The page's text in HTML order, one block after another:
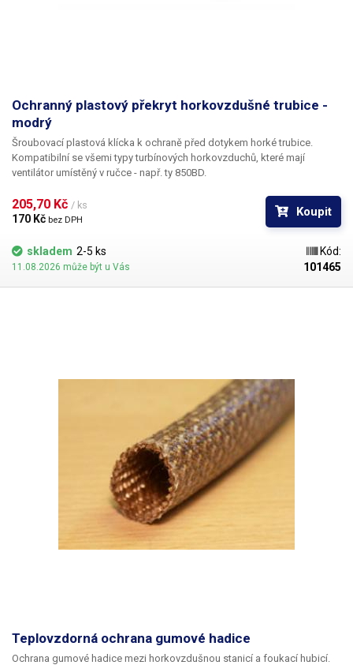
Ochranný plastový překryt horkovzdušné trubice -
modrý
Šroubovací plastová klícka k ochraně před dotykem horké trubice.
Kompatibilní se všemi typy turbínových horkovzduchů, které mají
ventilátor umístěný v ručce - např. ty 850BD.
205,70 Kč / ks
170 Kč bez DPH
Koupit
skladem 2-5 ks
11.08.2026 může být u Vás
Kód:
101465
Teplovzdorná ochrana gumové hadice
Ochrana gumové hadice mezi horkovzdušnou stanicí a foukací hubicí.